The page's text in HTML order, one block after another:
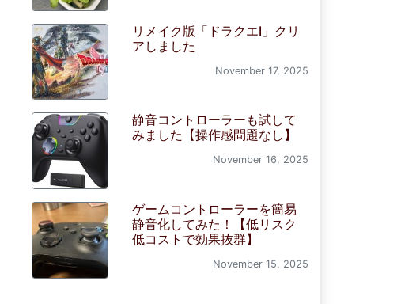
リメイク版「ドラクエI」クリ
アしました
November 17, 2025
静音コントローラーも試して
みました【操作感問題なし】
November 16, 2025
ゲームコントローラーを簡易
静音化してみた！【低リスク
低コストで効果抜群】
November 15, 2025